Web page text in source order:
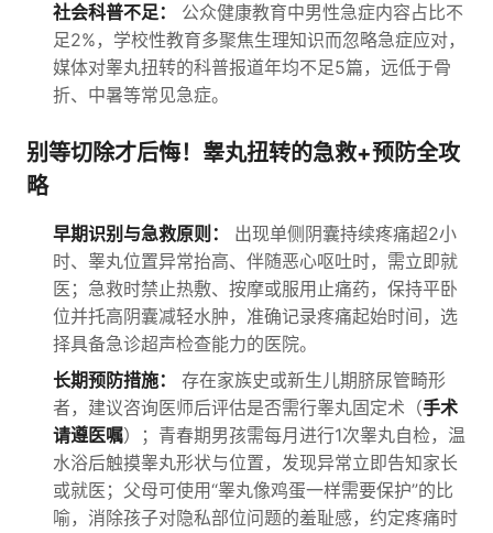
社会科普不足：
公众健康教育中男性急症内容占比不
足2%，学校性教育多聚焦生理知识而忽略急症应对，
媒体对睾丸扭转的科普报道年均不足5篇，远低于骨
折、中暑等常见急症。
别等切除才后悔！睾丸扭转的急救+预防全攻
略
早期识别与急救原则：
出现单侧阴囊持续疼痛超2小
时、睾丸位置异常抬高、伴随恶心呕吐时，需立即就
医；急救时禁止热敷、按摩或服用止痛药，保持平卧
位并托高阴囊减轻水肿，准确记录疼痛起始时间，选
择具备急诊超声检查能力的医院。
长期预防措施：
存在家族史或新生儿期脐尿管畸形
者，建议咨询医师后评估是否需行睾丸固定术（手术
请遵医嘱）；青春期男孩需每月进行1次睾丸自检，温
水浴后触摸睾丸形状与位置，发现异常立即告知家长
或就医；父母可使用“睾丸像鸡蛋一样需要保护”的比
喻，消除孩子对隐私部位问题的羞耻感，约定疼痛时